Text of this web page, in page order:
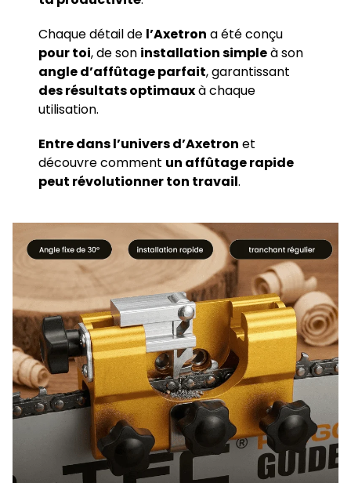
Chaque détail de l’Axetron a été conçu
pour toi, de son installation simpleà son
angle d’affûtage parfait, garantissant
des résultats optimauxà chaque
utilisation.
Entre dans l’univers d’Axetron et
découvre comment un affûtage rapide
peut révolutionner ton travail.